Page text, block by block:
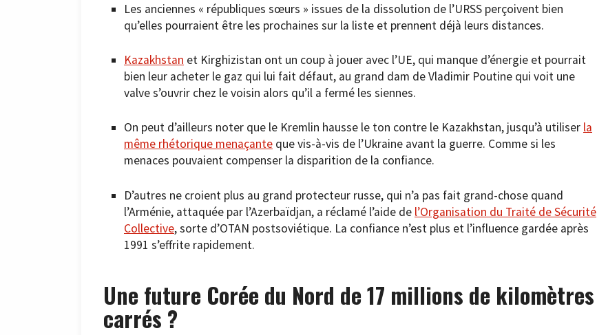
Les anciennes « républiques sœurs » issues de la dissolution de l’URSS perçoivent bien
qu’elles pourraient être les prochaines sur la liste et prennent déjà leurs distances.
Kazakhstan et Kirghizistan ont un coup à jouer avec l’UE, qui manque d’énergie et pourrait
bien leur acheter le gaz qui lui fait défaut, au grand dam de Vladimir Poutine qui voit une
valve s’ouvrir chez le voisin alors qu’il a fermé les siennes.
On peut d’ailleurs noter que le Kremlin hausse le ton contre le Kazakhstan, jusqu’à utiliser la
même rhétorique menaçante que vis-à-vis de l’Ukraine avant la guerre. Comme si les
menaces pouvaient compenser la disparition de la confiance.
D’autres ne croient plus au grand protecteur russe, qui n’a pas fait grand-chose quand
l’Arménie, attaquée par l’Azerbaïdjan, a réclamé l’aide de l’Organisation du Traité de Sécurité
Collective, sorte d’OTAN postsoviétique. La confiance n’est plus et l’influence gardée après
1991 s’effrite rapidement.
Une future Corée du Nord de 17 millions de kilomètres
carrés ?